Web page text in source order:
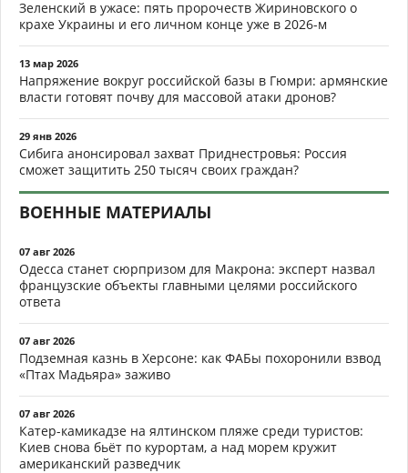
Зеленский в ужасе: пять пророчеств Жириновского о
крахе Украины и его личном конце уже в 2026-м
13 мар 2026
Напряжение вокруг российской базы в Гюмри: армянские
власти готовят почву для массовой атаки дронов?
29 янв 2026
Сибига анонсировал захват Приднестровья: Россия
сможет защитить 250 тысяч своих граждан?
ВОЕННЫЕ МАТЕРИАЛЫ
07 авг 2026
Одесса станет сюрпризом для Макрона: эксперт назвал
французские объекты главными целями российского
ответа
07 авг 2026
Подземная казнь в Херсоне: как ФАБы похоронили взвод
«Птах Мадьяра» заживо
07 авг 2026
Катер-камикадзе на ялтинском пляже среди туристов:
Киев снова бьёт по курортам, а над морем кружит
американский разведчик